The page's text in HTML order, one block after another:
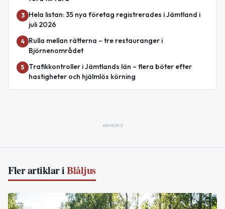
3
Hela listan: 35 nya företag registrerades i Jämtland i
juli 2026
4
Rulla mellan rätterna – tre restauranger i
Björnenområdet
5
Trafikkontroller i Jämtlands län – flera böter efter
hastigheter och hjälmlös körning
ANNONS
Fler artiklar iBlåljus